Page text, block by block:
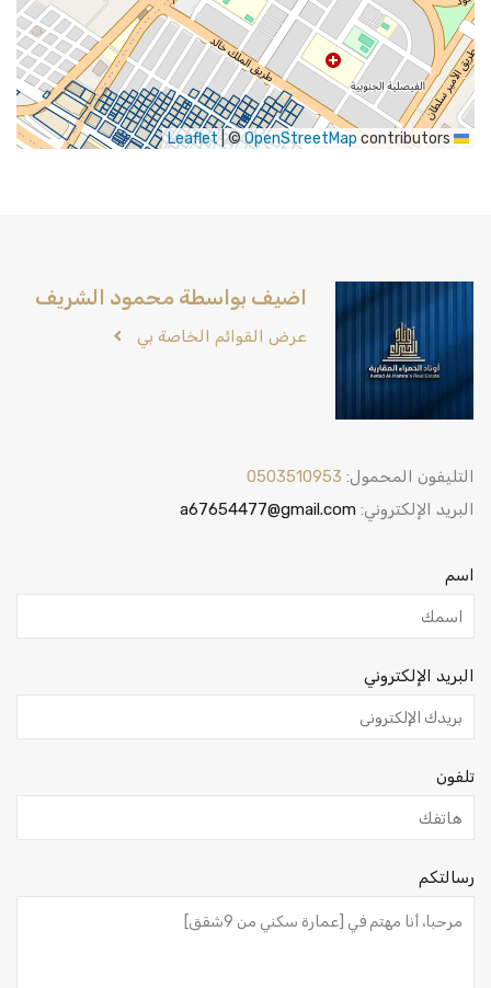
|©OpenStreetMap contributors
اضيف بواسطة محمود الشريف
عرض القوائم الخاصة بي
التليفون المحمول: 0503510953
البريد الإلكتروني: a67654477@gmail.com
اسم
البريد الإلكتروني
تلفون
رسالتكم